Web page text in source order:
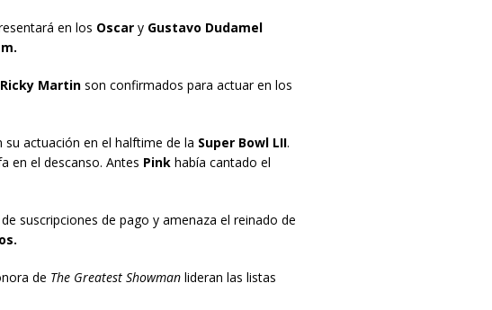
en los Oscary Gustavo Dudamel
Ricky Martinson confirmados para actuar en los
su actuación en el halftime de la Super Bowl LII.
en el descanso. Antes Pinkhabía cantado el
suscripciones de pago y amenaza el reinado de
de The Greatest Showmanlideran las listas